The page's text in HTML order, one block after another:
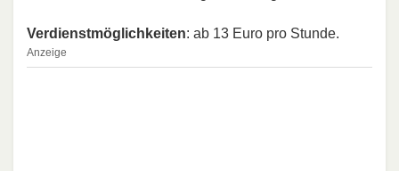
Verdienstmöglichkeiten: ab 13 Euro pro Stunde.
Anzeige